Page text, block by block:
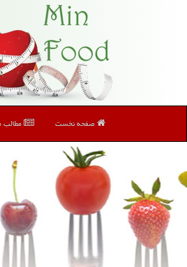
صفحه نخست مطالب